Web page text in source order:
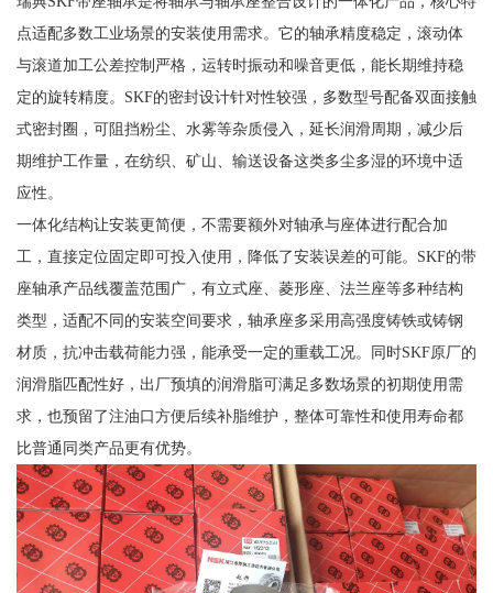
点适配多数工业场景的安装使用需求。它的轴承精度稳定，滚动体
与滚道加工公差控制严格，运转时振动和噪音更低，能长期维持稳
定的旋转精度。SKF的密封设计针对性较强，多数型号配备双面接触
式密封圈，可阻挡粉尘、水雾等杂质侵入，延长润滑周期，减少后
期维护工作量，在纺织、矿山、输送设备这类多尘多湿的环境中适
应性。
一体化结构让安装更简便，不需要额外对轴承与座体进行配合加
工，直接定位固定即可投入使用，降低了安装误差的可能。SKF的带
座轴承产品线覆盖范围广，有立式座、菱形座、法兰座等多种结构
类型，适配不同的安装空间要求，轴承座多采用高强度铸铁或铸钢
材质，抗冲击载荷能力强，能承受一定的重载工况。同时SKF原厂的
润滑脂匹配性好，出厂预填的润滑脂可满足多数场景的初期使用需
求，也预留了注油口方便后续补脂维护，整体可靠性和使用寿命都
比普通同类产品更有优势。